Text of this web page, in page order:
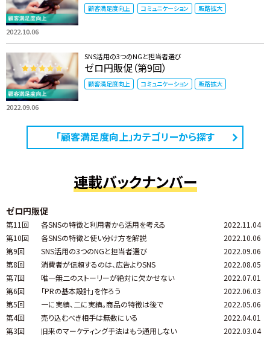
2022.10.06
顧客満足度向上 コミュニケーション 販路拡大
2022.09.06
SNS活用の3つのNGと担当者選び
ゼロ円販促（第9回）
顧客満足度向上 コミュニケーション 販路拡大
「顧客満足度向上」カテゴリーから探す
連載バックナンバー
ゼロ円販促
第11回 各SNSの特徴と利用者から活用を考える
2022.11.04
第10回
各SNSの特徴と使い分け方を解説
2022.10.06
第9回
SNS活用の3つのNGと担当者選び
2022.09.06
第8回
消費者が信頼するのは、広告よりSNS
2022.08.05
第7回
唯一無二のストーリーが絶対に欠かせない
2022.07.01
第6回
「PRの基本設計」を作ろう
2022.06.03
第5回
一に実績、二に実績。商品の特徴は後で
2022.05.06
第4回
売り込むべき相手は無数にいる
2022.04.01
第3回
旧来のマーケティング手法はもう通用しない
2022.03.04